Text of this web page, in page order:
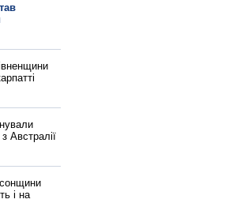
Австралії
і на